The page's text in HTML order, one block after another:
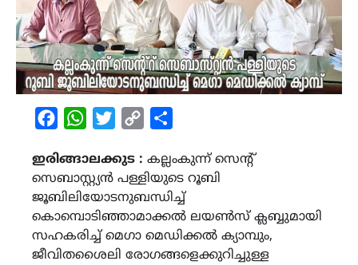
FacebookWhatsAppTwitterCopy
ഇരിങ്ങാലക്കുട : കല്ലംകുന്ന് സെന്റ്
സെബാസ്റ്റ്യൻ പള്ളിയുടെ റൂബി
ജൂബിലിയോടനുബന്ധിച്ച്
കൊമ്പൊടിഞ്ഞാമാക്കൽ ലയൺസ് ക്ലബ്ബുമായി
സഹകരിച്ച് മെഗാ മെഡിക്കൽ ക്യാമ്പും,
ജീവിതശൈലി രോഗങ്ങളെക്കുറിച്ചുള്ള